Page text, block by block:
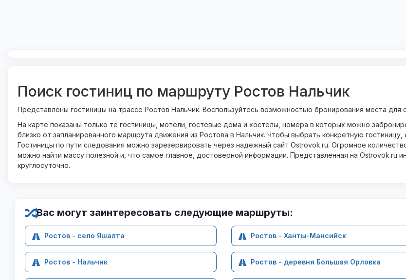
Поиск гостиниц по маршруту Ростов Нальчик
Представлены гостиницы на трассе Ростов Нальчик. Воспользуйтесь возможностью бронирования места
На карте показаны только те гостиницы, мотели, гостевые дома и хостелы, номера в которых можно
близко от запланированного маршрута движения из Ростова в Нальчик. Чтобы выбрать конкретную
Гостиницы по пути следования можно зарезервировать через надежный сайт Ostrovok.ru. Огромное
можно найти массу полезной и, что самое главное, достоверной информации. Представленная на Ostrovok.ru
круглосуточно.
Вас могут заинтересовать следующие маршруты:
Ростов - село Яшалта Ростов - Ханты-Мансийск
Ростов - Нальчик Ростов - деревня Большая Орловка